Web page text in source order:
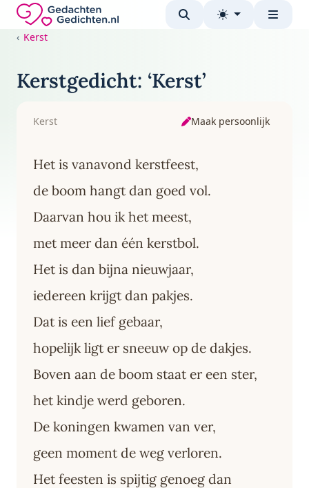
Direct naar de inhoud
Gedachten-Gedichten.nl — naar de homepage
Kerst
Kerstgedicht: ‘Kerst’
Kerst Maak persoonlijk
Het is vanavond kerstfeest,
de boom hangt dan goed vol.
Daarvan hou ik het meest,
met meer dan één kerstbol.
Het is dan bijna nieuwjaar,
iedereen krijgt dan pakjes.
Dat is een lief gebaar,
hopelijk ligt er sneeuw op de dakjes.
Boven aan de boom staat er een ster,
het kindje werd geboren.
De koningen kwamen van ver,
geen moment de weg verloren.
Het feesten is spijtig genoeg dan